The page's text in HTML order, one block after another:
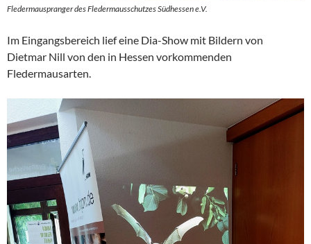
Fledermauspranger des Fledermausschutzes Südhessen e.V.
Im Eingangsbereich lief eine Dia-Show mit Bildern von
Dietmar Nill von den in Hessen vorkommenden
Fledermausarten.